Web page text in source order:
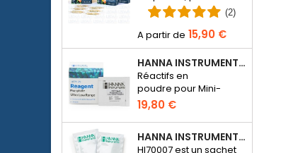
ensemencer en
bactériens un
aquarium d’eau de
mer ou d’eau douce.
(2)
15,90 €
HANNA INSTRUMENTS HI774-25 POUR PHOTOMÈTRE PHOSPHATE HI774
Réactifs en
poudre pour Mini-
photomètre Checker
HC Phosphate
(HI774), 25 tests
19,80 €
HANNA INSTRUMENTS HI70007 - SOLUTION D'ÉTALONNAGE PH 7.01 POUR PH-MÈTRE ÉLECTRONIQUE
HI70007 est un sachet